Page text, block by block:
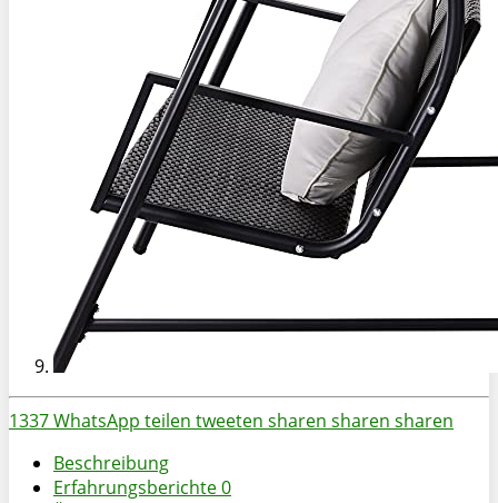
1337WhatsApp teilen tweeten sharen sharen sharen
Beschreibung
Erfahrungsberichte0